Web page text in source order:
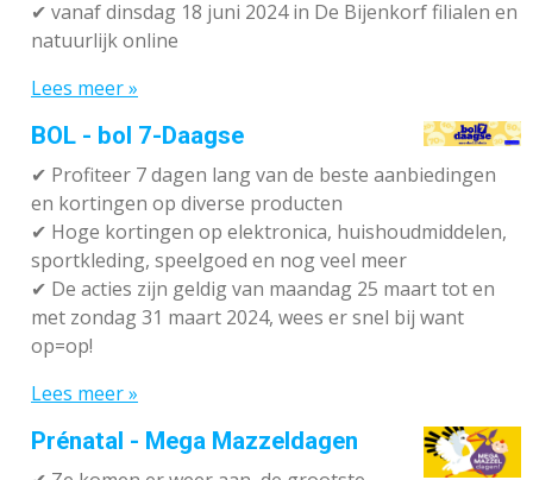
✔ vanaf dinsdag 18 juni 2024 in De Bijenkorf filialen en
natuurlijk online
Lees meer »
BOL - bol 7-Daagse
✔ Profiteer 7 dagen lang van de beste aanbiedingen
en kortingen op diverse producten
✔ Hoge kortingen op elektronica, huishoudmiddelen,
sportkleding, speelgoed en nog veel meer
✔ De acties zijn geldig van maandag 25 maart tot en
met zondag 31 maart 2024, wees er snel bij want
op=op!
Lees meer »
Prénatal - Mega Mazzeldagen